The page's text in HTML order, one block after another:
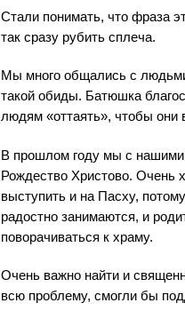
Стали понимать, что фраза
так сразу рубить сплеча.
Мы много общались с
такой обиды. Батюшка
людям «оттаять», чтобы они
В прошлом году мы с нашими
Рождество Христово. Очень
выступить и на Пасху,
радостно занимаются, и
поворачиваться к храму.
Очень важно найти и
всю проблему, смогли бы